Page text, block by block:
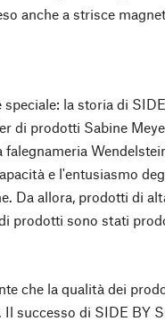
anche a strisce
la storia di
di prodotti Sabine
e l'entusiasmo
Da allora, prodotti di
prodotti sono stati
che la qualità dei
successo di SIDE BY